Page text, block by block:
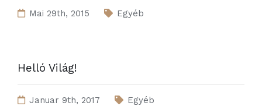
Mai 29th, 2015 Egyéb
Helló Világ!
Januar 9th, 2017 Egyéb